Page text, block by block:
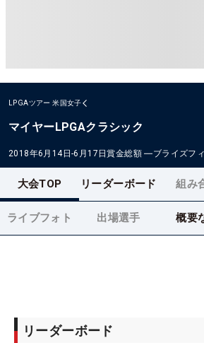
LPGAツアー 米国女子
マイヤーLPGAクラシック
2018年6月14日-6月17日賞金総額 ―ブライズフ
大会TOP リーダーボード 組み
ライブフォト 出場選手 概要
リーダーボード